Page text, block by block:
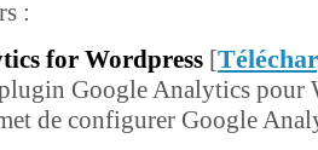
:
for Wordpress [
Google Analytics pour
de configurer Google